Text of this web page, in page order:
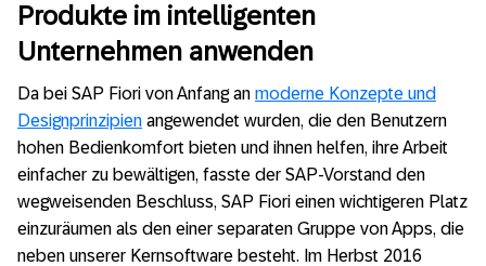
Produkte im intelligenten
Unternehmen anwenden
Da bei SAP Fiori von Anfang an moderne Konzepte und
Designprinzipien angewendet wurden, die den Benutzern
hohen Bedienkomfort bieten und ihnen helfen, ihre Arbeit
einfacher zu bewältigen, fasste der SAP-Vorstand den
wegweisenden Beschluss, SAP Fiori einen wichtigeren Platz
einzuräumen als den einer separaten Gruppe von Apps, die
neben unserer Kernsoftware besteht. Im Herbst 2016